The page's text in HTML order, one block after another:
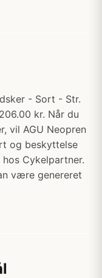
- Sort - Str.
kr. Når du
vil AGU Neopren
og beskyttelse
Cykelpartner.
være genereret